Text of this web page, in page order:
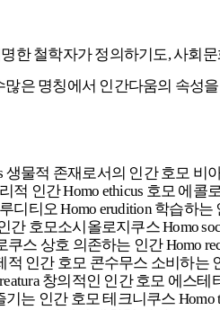
한 철학자가 정의하기도, 사회
많은 명칭에서 인간다움의 속성